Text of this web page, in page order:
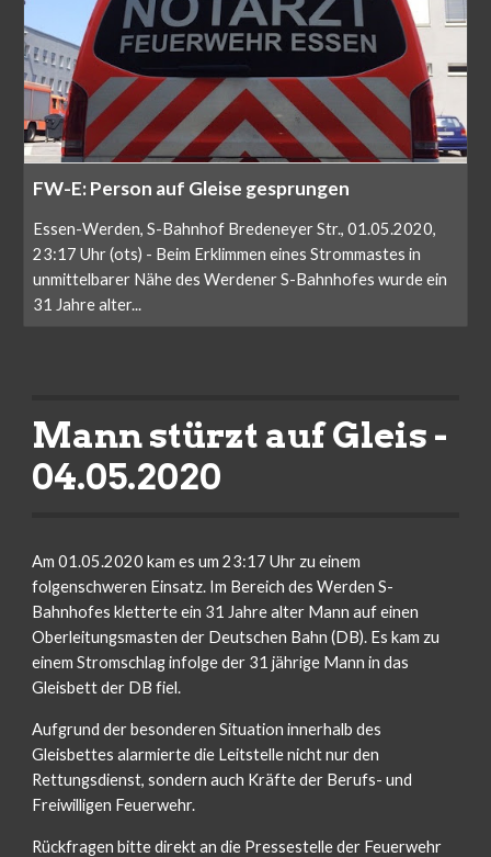
FW-E: Person auf Gleise gesprungen
Essen-Werden, S-Bahnhof Bredeneyer Str., 01.05.2020,
23:17 Uhr (ots) - Beim Erklimmen eines Strommastes in
unmittelbarer Nähe des Werdener S-Bahnhofes wurde ein
31 Jahre alter...
Mann stürzt auf Gleis -
04.05.2020
Am 01.05.2020 kam es um 23:17 Uhr zu einem
folgenschweren Einsatz. Im Bereich des Werden S-
Bahnhofes kletterte ein 31 Jahre alter Mann auf einen
Oberleitungsmasten der Deutschen Bahn (DB). Es kam zu
einem Stromschlag infolge der 31 jährige Mann in das
Gleisbett der DB fiel.
Aufgrund der besonderen Situation innerhalb des
Gleisbettes alarmierte die Leitstelle nicht nur den
Rettungsdienst, sondern auch Kräfte der Berufs- und
Freiwilligen Feuerwehr.
Rückfragen bitte direkt an die Pressestelle der Feuerwehr